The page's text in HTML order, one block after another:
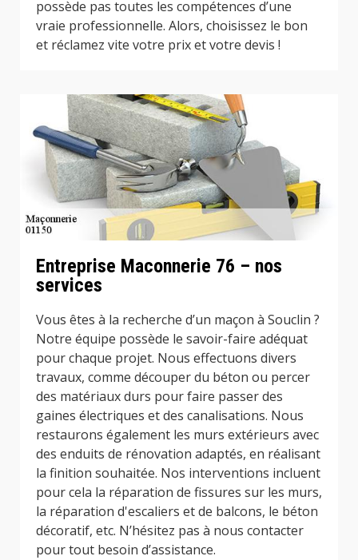
possède pas toutes les compétences d’une
vraie professionnelle. Alors, choisissez le bon
et réclamez vite votre prix et votre devis !
Entreprise Maconnerie 76 – nos
services
Vous êtes à la recherche d’un maçon à Souclin ?
Notre équipe possède le savoir-faire adéquat
pour chaque projet. Nous effectuons divers
travaux, comme découper du béton ou percer
des matériaux durs pour faire passer des
gaines électriques et des canalisations. Nous
restaurons également les murs extérieurs avec
des enduits de rénovation adaptés, en réalisant
la finition souhaitée. Nos interventions incluent
pour cela la réparation de fissures sur les murs,
la réparation d'escaliers et de balcons, le béton
décoratif, etc. N’hésitez pas à nous contacter
pour tout besoin d’assistance.